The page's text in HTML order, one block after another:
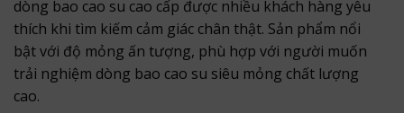
dòng bao cao su cao cấp được nhiều khách hàng yêu
thích khi tìm kiếm cảm giác chân thật. Sản phẩm nổi
bật với độ mỏng ấn tượng, phù hợp với người muốn
trải nghiệm dòng bao cao su siêu mỏng chất lượng
cao.